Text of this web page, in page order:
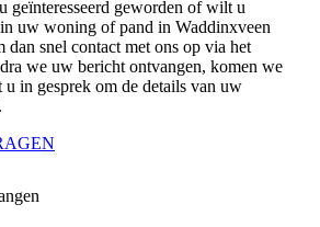
geïnteresseerd geworden of wilt u
uw woning of pand in Waddinxveen
dan snel contact met ons op via het
we uw bericht ontvangen, komen we
in gesprek om de details van uw